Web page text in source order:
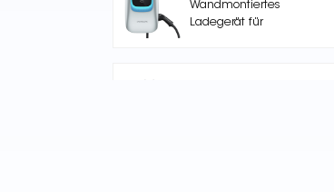
Wandmontiertes
Ladegerät für